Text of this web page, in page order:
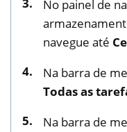
No painel de
navegue até
Na barra de
Todas as
Na barra de